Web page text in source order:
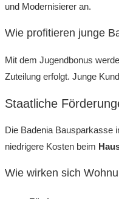
und Modernisierer an.
Wie profitieren junge
Mit dem Jugendbonus
Zuteilung erfolgt. Junge
Staatliche
Die Badenia Bausparkasse
niedrigere Kosten beim
Wie wirken sich